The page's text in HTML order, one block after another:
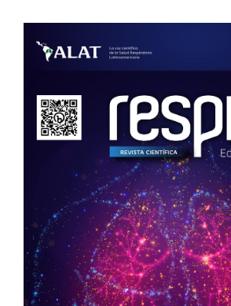
Barra
lateral
del
artículo